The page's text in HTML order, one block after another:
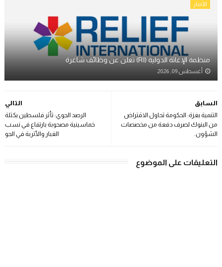
الأخبار
منظمة الإغاثة الدولية (RI) تعلن عن وظائف شاغرة
أغسطس 09, 2026
التالي
الرصد الجوي: تأثر فلسطين بكتلة
خماسينية مصحوبة بارتفاع في نسب
الغبار والأتربة في الجو
السابق
التنمية بغزة: الحكومة تحاول الاقتراض
من البنوك لصرف دفعة من مخصصات
الشؤون.
التعليقات على الموضوع